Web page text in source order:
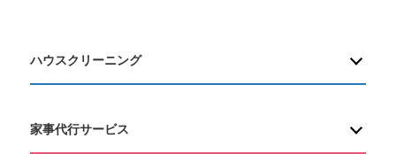
ハウスクリーニング
家事代行サービス